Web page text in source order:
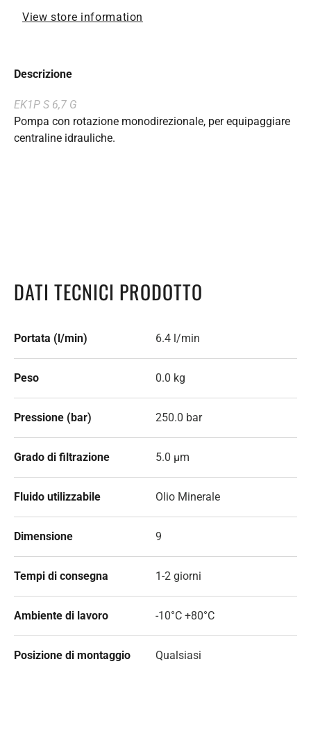
View store information
Descrizione
EK1P S 6,7 G
Pompa con rotazione monodirezionale, per equipaggiare
centraline idrauliche.
DATI TECNICI PRODOTTO
Portata (l/min) 6.4 l/min
Peso 0.0 kg
Pressione (bar) 250.0 bar
Grado di filtrazione 5.0 µm
Fluido utilizzabile Olio Minerale
Dimensione 9
Tempi di consegna 1-2 giorni
Ambiente di lavoro -10°C +80°C
Posizione di montaggio Qualsiasi